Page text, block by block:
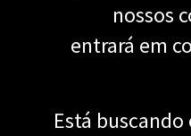
nossos
entrará em
Está